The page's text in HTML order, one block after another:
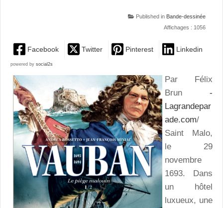
Published in Bande-dessinée
Affichages : 1056
Facebook Twitter Pinterest Linkedin
powered by social2s
Par Félix
Brun -
Lagrandepar
ade.com/
Saint Malo,
le 29
novembre
1693. Dans
un hôtel
luxueux, une